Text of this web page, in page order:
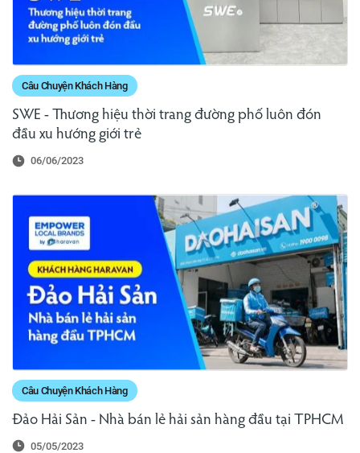
Câu Chuyện Khách Hàng
SWE - Thương hiệu thời trang đường phố luôn đón
đầu xu hướng giới trẻ
06/06/2023
Câu Chuyện Khách Hàng
Đảo Hải Sản - Nhà bán lẻ hải sản hàng đầu tại TPHCM
05/05/2023